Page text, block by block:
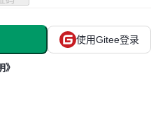
使用Gitee登录
》